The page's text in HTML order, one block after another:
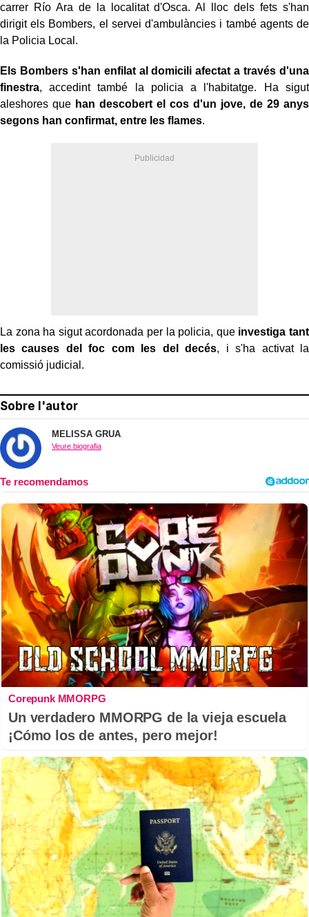
carrer Río Ara de la localitat d'Osca. Al lloc dels fets s'han
dirigit els Bombers, el servei d'ambulàncies i també agents de
la Policia Local.
Els Bombers s'han enfilat al domicili afectat a través d'una
finestra, accedint també la policia a l'habitatge. Ha sigut
aleshores que han descobert el cos d'un jove, de 29 anys
segons han confirmat, entre les flames.
La zona ha sigut acordonada per la policia, que investiga tant
les causes del foc com les del decés, i s'ha activat la
comissió judicial.
Sobre l'autor
MELISSA GRUA
Veure biografia
Corepunk MMORPG
Un verdadero MMORPG de la vieja escuela
¡Cómo los de antes, pero mejor!